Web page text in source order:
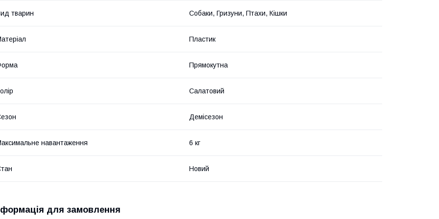
тварин Собаки, Гризуни, Птахи, Кішки
Пластик
Прямокутна
Салатовий
Демісезон
навантаження 6 кг
Новий
для замовлення